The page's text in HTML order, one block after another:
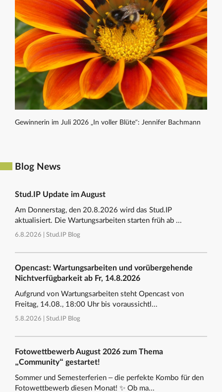
Gewinnerin im Juli 2026 „In voller Blüte“: Jennifer Bachmann
Blog News
Stud.IP Update im August
Am Donnerstag, den 20.8.2026 wird das Stud.IP
aktualisiert. Die Wartungsarbeiten starten früh ab ...
6.8.2026 | Stud.IP Blog
Opencast: Wartungsarbeiten und vorübergehende
Nichtverfügbarkeit ab Fr, 14.8.2026
Aufgrund von Wartungsarbeiten steht Opencast von
Freitag, 14.08., 18:00 Uhr bis voraussichtl...
5.8.2026 | Stud.IP Blog
Fotowettbewerb August 2026 zum Thema
„Community“ gestartet!
Sommer und Semesterferien – die perfekte Kombo für den
Fotowettbewerb diesen Monat! ✨ Ob ma...